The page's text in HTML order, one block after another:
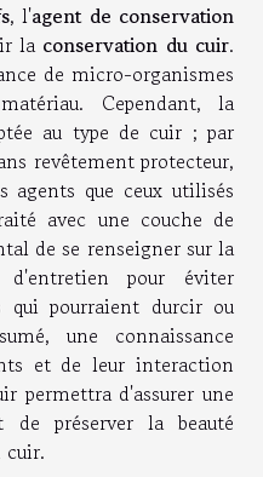
, l'agent de conservation
la conservation du cuir.
de micro-organismes
Cependant, la
au type de cuir ; par
revêtement protecteur,
agents que ceux utilisés
avec une couche de
de se renseigner sur la
pour éviter
qui pourraient durcir ou
une connaissance
et de leur interaction
permettra d'assurer une
de préserver la beauté
cuir.